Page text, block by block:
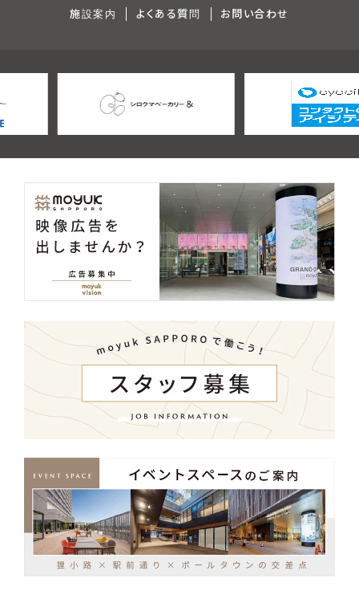
施設案内 よくある質問 お問い合わせ